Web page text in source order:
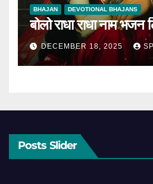
BHAJAN DEVOTIONAL BHAJANS
बोलो राधा राधा नाम भजन
DECEMBER 18, 2025
Posts Slider